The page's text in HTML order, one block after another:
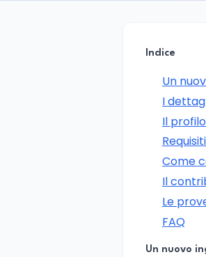
Indice
Un
I
Il
Come
Il
Le
FAQ
Un nuovo